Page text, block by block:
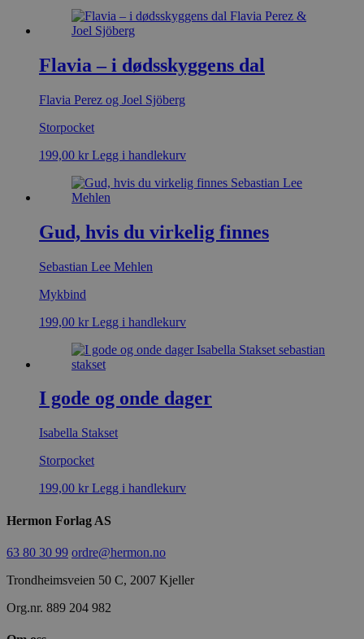
Flavia – i dødsskyggens dal
Flavia Perez og Joel Sjöberg
Storpocket
199,00 kr Legg i handlekurv
Gud, hvis du virkelig finnes
Sebastian Lee Mehlen
Mykbind
199,00 kr Legg i handlekurv
I gode og onde dager
Isabella Stakset
Storpocket
199,00 kr Legg i handlekurv
Hermon Forlag AS
63 80 30 99 ordre@hermon.no
Trondheimsveien 50 C, 2007 Kjeller
Org.nr. 889 204 982